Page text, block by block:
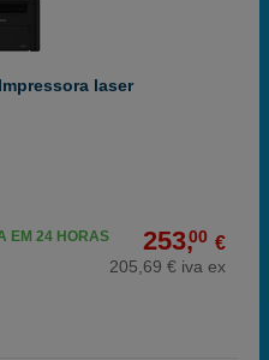
laser
253,00 €
205,69 € iva ex
EM 24 HORAS